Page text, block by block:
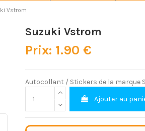
Vstrom
Suzuki Vstrom
Prix: 1.90 €
Autocollant / Stickers de la marque
Ajouter au